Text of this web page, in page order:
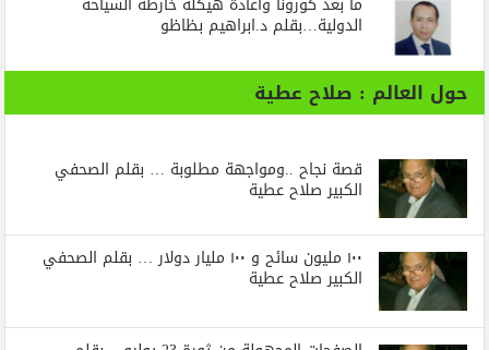
الدولية…بقلم د.ابراهيم بظاظو
حول العالم : صلاح عطية
قصة نجاح ..ومواجهة مطلوبة … بقلم الصحفي
الكبير صلاح عطية
١٠٠ مليون سائح و ١٠٠ مليار دولار … بقلم الصحفي
الكبير صلاح عطية